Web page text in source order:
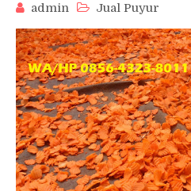
admin Jual Puyur